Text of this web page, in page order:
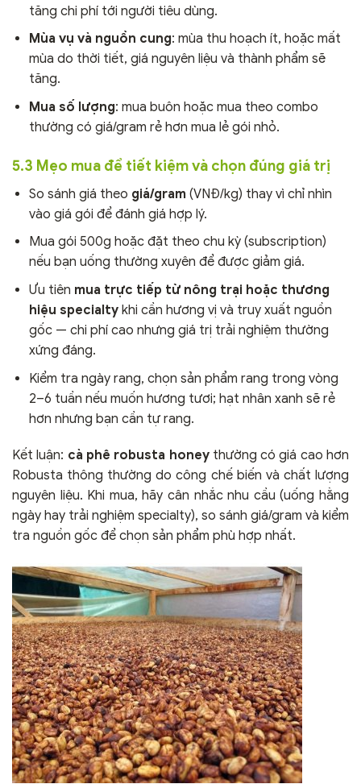
tăng chi phí tới người tiêu dùng.
Mùa vụ và nguồn cung: mùa thu hoạch ít, hoặc mất
mùa do thời tiết, giá nguyên liệu và thành phẩm sẽ
tăng.
Mua số lượng: mua buôn hoặc mua theo combo
thường có giá/gram rẻ hơn mua lẻ gói nhỏ.
5.3 Mẹo mua để tiết kiệm và chọn đúng giá trị
So sánh giá theo giá/gram (VNĐ/kg) thay vì chỉ nhìn
vào giá gói để đánh giá hợp lý.
Mua gói 500g hoặc đặt theo chu kỳ (subscription)
nếu bạn uống thường xuyên để được giảm giá.
Ưu tiên mua trực tiếp từ nông trại hoặc thương
hiệu specialtykhi cần hương vị và truy xuất nguồn
gốc — chi phí cao nhưng giá trị trải nghiệm thường
xứng đáng.
Kiểm tra ngày rang, chọn sản phẩm rang trong vòng
2–6 tuần nếu muốn hương tươi; hạt nhân xanh sẽ rẻ
hơn nhưng bạn cần tự rang.
Kết luận: cà phê robusta honeythường có giá cao hơn
Robusta thông thường do công chế biến và chất lượng
nguyên liệu. Khi mua, hãy cân nhắc nhu cầu (uống hằng
ngày hay trải nghiệm specialty), so sánh giá/gram và kiểm
tra nguồn gốc để chọn sản phẩm phù hợp nhất.